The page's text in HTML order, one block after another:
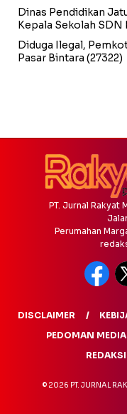
Dinas Pendidikan
Kepala Sekolah SDN
Diduga Ilegal,
Pasar Bintara (27322)
PT. Jurnal Rakyat
Perumahan
DISCLAIMER
PEDOMAN MEDIA
REDAKSI
© 2026 PT. JURNAL